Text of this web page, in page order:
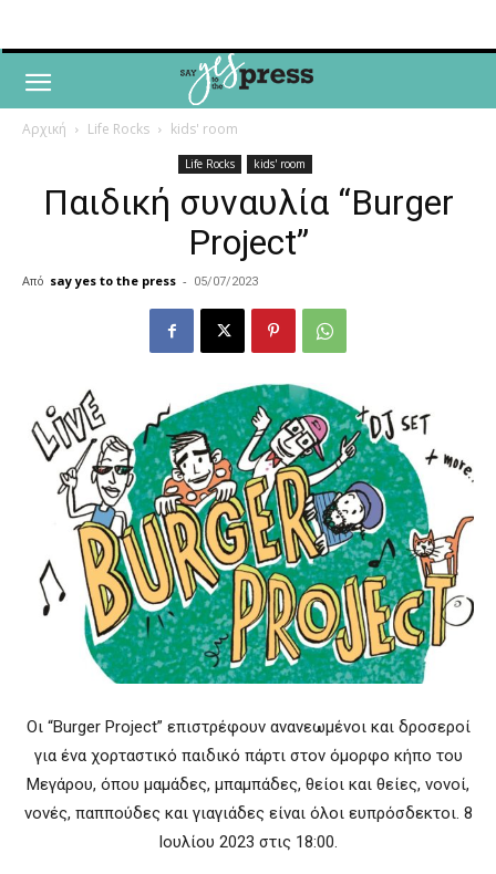
Αρχική Life Rocks kids' room
Life Rocks kids' room
Παιδική συναυλία “Burger
Project”
Από say yes to the press - 05/07/2023
Oι “Burger Project” επιστρέφουν ανανεωμένοι και δροσεροί
για ένα χορταστικό παιδικό πάρτι στον όμορφο κήπο του
Μεγάρου, όπου μαμάδες, μπαμπάδες, θείοι και θείες, νονοί,
νονές, παππούδες και γιαγιάδες είναι όλοι ευπρόσδεκτοι. 8
Ιουλίου 2023 στις 18:00.